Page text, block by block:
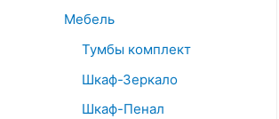
Мебель
Тумбы комплект
Шкаф-Зеркало
Шкаф-Пенал